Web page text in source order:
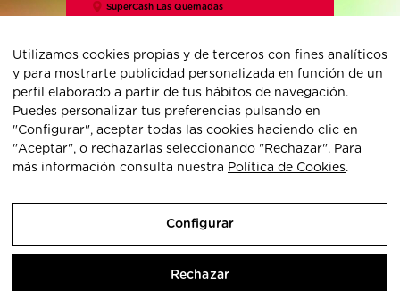
SuperCash Las Quemadas
Share this...
Política de cookies|Política de privacidad
DEZA
Utilizamos cookies propias y de terceros con fines analíticos
y para mostrarte publicidad personalizada en función de un
perfil elaborado a partir de tus hábitos de navegación.
Puedes personalizar tus preferencias pulsando en
"Configurar", aceptar todas las cookies haciendo clic en
"Aceptar", o rechazarlas seleccionando "Rechazar". Para
más información consulta nuestra Política de Cookies.
Configurar
Rechazar